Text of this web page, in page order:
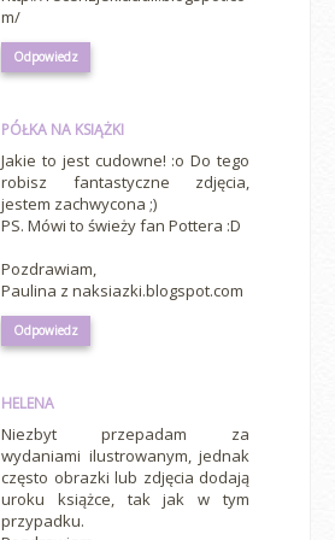
m/
Odpowiedz
PÓŁKA NA KSIĄŻKI
Jakie to jest cudowne! :o Do tego
robisz fantastyczne zdjęcia,
jestem zachwycona ;)
PS. Mówi to świeży fan Pottera :D
Pozdrawiam,
Paulina z naksiazki.blogspot.com
Odpowiedz
HELENA
Niezbyt przepadam za
wydaniami ilustrowanym, jednak
często obrazki lub zdjęcia dodają
uroku książce, tak jak w tym
przypadku.